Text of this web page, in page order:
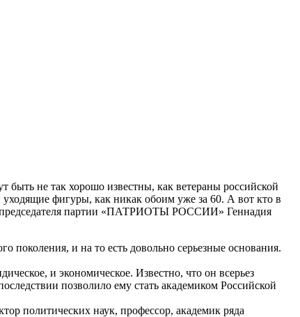
не так хорошо известны, как ветераны российской
фигуры, как никак обоим уже за 60. А вот кто в
председателя партии «ПАТРИОТЫ РОССИИ» Геннадия
и на то есть довольно серьезные основания.
и экономическое. Известно, что он всерьез
позволило ему стать академиком Российской
политических наук, профессор, академик ряда